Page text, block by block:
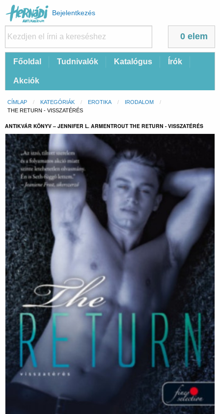
Felhasználói
fiók
menüje
Bejelentkezés
0 elem
FőFőoldal Tudnivalók Katalógus Írók
Akciók
Morzsa
CÍMLAP KATEGÓRIÁK EROTIKA
IRODALOM
CURRENT:
THE RETURN - VISSZATÉRÉS
ANTIKVÁR KÖNYV – JENNIFER L. ARMENTROUT THE RETURN - VISSZATÉRÉS